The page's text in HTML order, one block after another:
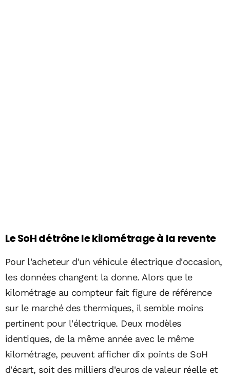
Le SoH détrône le kilométrage à la revente
Pour l'acheteur d'un véhicule électrique d'occasion,
les données changent la donne. Alors que le
kilométrage au compteur fait figure de référence
sur le marché des thermiques, il semble moins
pertinent pour l'électrique. Deux modèles
identiques, de la même année avec le même
kilométrage, peuvent afficher dix points de SoH
d'écart, soit des milliers d'euros de valeur réelle et